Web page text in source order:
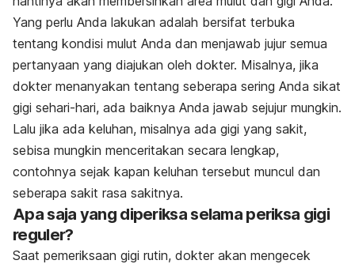
Yang perlu Anda lakukan adalah bersifat terbuka
tentang kondisi mulut Anda dan menjawab jujur semua
pertanyaan yang diajukan oleh dokter. Misalnya, jika
dokter menanyakan tentang seberapa sering Anda sikat
gigi sehari-hari, ada baiknya Anda jawab sejujur mungkin.
Lalu jika ada keluhan, misalnya ada gigi yang sakit,
sebisa mungkin menceritakan secara lengkap,
contohnya sejak kapan keluhan tersebut muncul dan
seberapa sakit rasa sakitnya.
Apa saja yang diperiksa selama periksa gigi
reguler?
Saat pemeriksaan gigi rutin, dokter akan mengecek